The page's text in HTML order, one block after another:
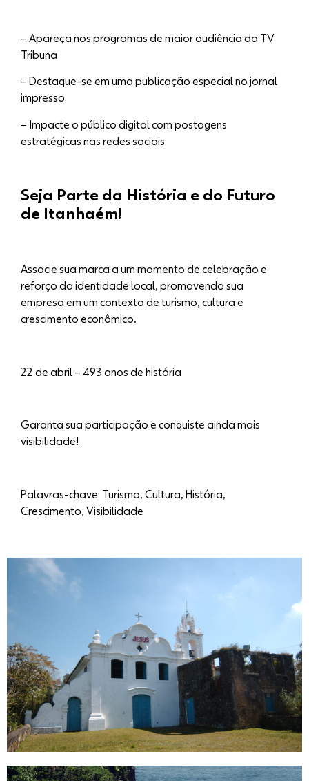
– Apareça nos programas de maior audiência da TV
Tribuna
– Destaque-se em uma publicação especial no jornal
impresso
– Impacte o público digital com postagens
estratégicas nas redes sociais
Seja Parte da História e do Futuro
de Itanhaém!
Associe sua marca a um momento de celebração e
reforço da identidade local, promovendo sua
empresa em um contexto de turismo, cultura e
crescimento econômico.
22 de abril – 493 anos de história
Garanta sua participação e conquiste ainda mais
visibilidade!
Palavras-chave: Turismo, Cultura, História,
Crescimento, Visibilidade